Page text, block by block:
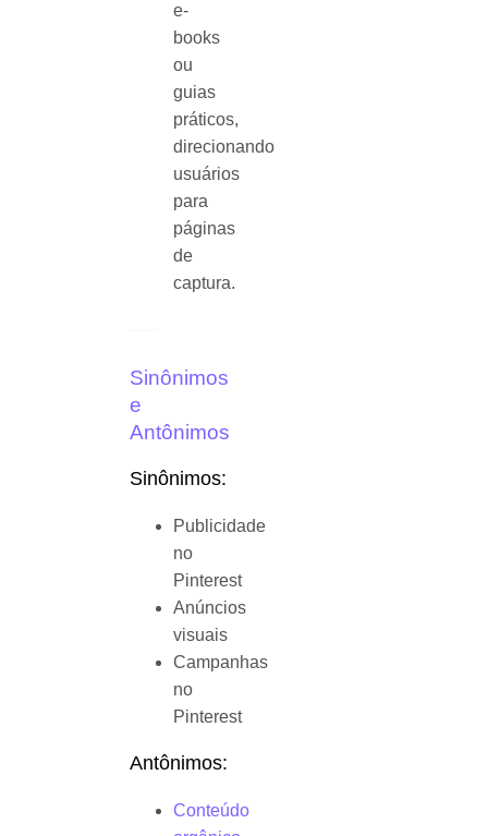
e-
books
ou
guias
práticos,
direcionando
usuários
para
páginas
de
captura.
Sinônimos
e
Antônimos
Sinônimos:
Publicidade
no
Pinterest
Anúncios
visuais
Campanhas
no
Pinterest
Antônimos:
Conteúdo